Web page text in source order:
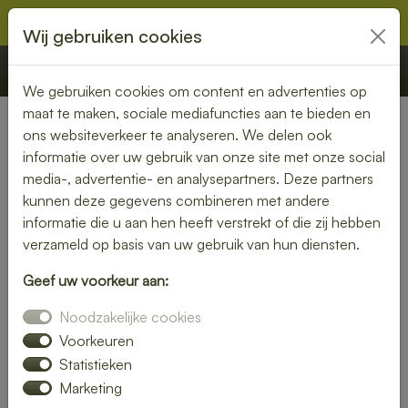
€ 0,00 Offerte Bestellen
Nederland» Paasloo
Lunch bezorgen in Paasloo –
vers, snel en zorgeloos
genieten
bezorgen in Paasloo en geniet van verse, smakelijke
gerechten zonder gedoe. Van luxe broodjes tot gezonde
bowls – wij bezorgen jouw favoriete lunch waar jij maar wilt.
Bestel eenvoudig online en wij zorgen voor een snelle
Wij gebruiken cookies
We gebruiken cookies om content en advertenties op
maat te maken, sociale mediafuncties aan te bieden en
ons websiteverkeer te analyseren. We delen ook
informatie over uw gebruik van onze site met onze social
media-, advertentie- en analysepartners. Deze partners
kunnen deze gegevens combineren met andere
informatie die u aan hen heeft verstrekt of die zij hebben
verzameld op basis van uw gebruik van hun diensten.
Geef uw voorkeur aan:
Noodzakelijke cookies
Voorkeuren
Statistieken
Marketing